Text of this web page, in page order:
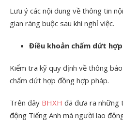
Lưu ý các nội dung về thông tin
gian ràng buộc sau khi nghỉ việc.
Điều khoản chấm dứt
Kiểm tra kỹ quy định về thông
chấm dứt hợp đồng hợp pháp.
Trên đây BHXH đã đưa ra những
động Tiếng Anh mà người lao